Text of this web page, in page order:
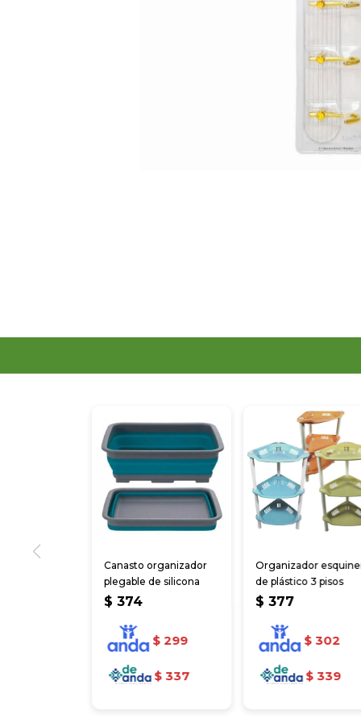
Canasto organizador
plegable de silicona
$ 374
$ 299
$ 337
Organizador
de plástico 3 pisos
$ 377
$ 302
$ 339